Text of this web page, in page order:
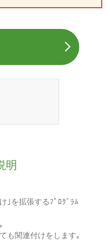
明
｣を拡張するﾌﾟﾛｸﾞﾗﾑ
も関連付けをします｡